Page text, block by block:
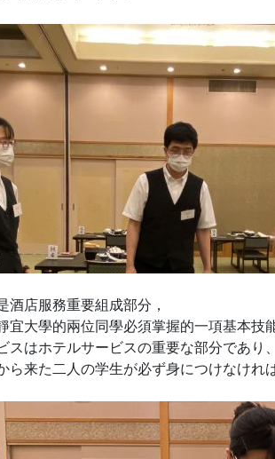
酒店服務重要組成部分，
宜大學的兩位同學必須掌握的一項基本技能
スはホテルサービスの重要な部分であり、
ら来た二人の学生が必ず身につけなけれ